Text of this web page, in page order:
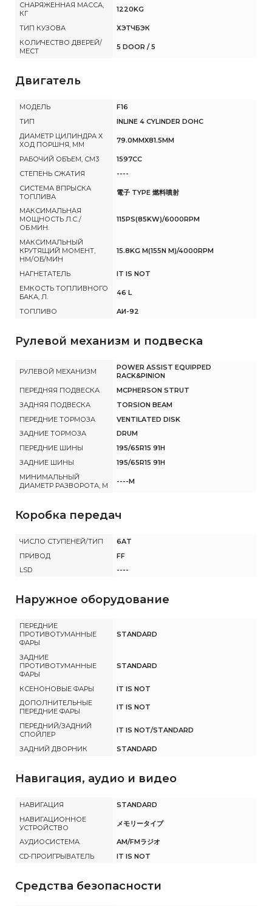
СНАРЯЖЕННАЯ МАССА,
КГ
1220KG
ТИП КУЗОВА
ХЭТЧБЭК
КОЛИЧЕСТВО ДВЕРЕЙ/
МЕСТ
5 DOOR / 5
Двигатель
МОДЕЛЬ
F16
ТИП
INLINE 4 CYLINDER DOHC
ДИАМЕТР ЦИЛИНДРА Х
ХОД ПОРШНЯ, ММ
79.0MMX81.5MM
РАБОЧИЙ ОБЪЕМ, СМ3
1597CC
СТЕПЕНЬ СЖАТИЯ
----
СИСТЕМА ВПРЫСКА
ТОПЛИВА
電子 TYPE 燃料噴射
МАКСИМАЛЬНАЯ
МОЩНОСТЬ Л.С./
ОБ.МИН.
115PS(85KW)/6000RPM
МАКСИМАЛЬНЫЙ
КРУТЯЩИЙ МОМЕНТ,
НМ/ОБ/МИН
15.8KG M(155N M)/4000RPM
НАГНЕТАТЕЛЬ
IT IS NOT
ЕМКОСТЬ ТОПЛИВНОГО
БАКА, Л.
46 L
ТОПЛИВО AИ-92
Рулевой механизм и подвеска
РУЛЕВОЙ МЕХАНИЗМ
POWER ASSIST EQUIPPED
RACK&PINION
ПЕРЕДНЯЯ ПОДВЕСКА
MCPHERSON STRUT
ЗАДНЯЯ ПОДВЕСКА
TORSION BEAM
ПЕРЕДНИЕ ТОРМОЗА
VENTILATED DISK
ЗАДНИЕ ТОРМОЗА
DRUM
ПЕРЕДНИЕ ШИНЫ
195/65R15 91H
ЗАДНИЕ ШИНЫ
195/65R15 91H
МИНИМАЛЬНЫЙ
ДИАМЕТР РАЗВОРОТА, М
----M
Коробка передач
ЧИСЛО СТУПЕНЕЙ/ТИП
6AT
ПРИВОД
FF
LSD
----
Наружное оборудование
ПЕРЕДНИЕ
ПРОТИВОТУМАННЫЕ
ФАРЫ
STANDARD
ЗАДНИЕ
ПРОТИВОТУМАННЫЕ
ФАРЫ
STANDARD
КСЕНОНОВЫЕ ФАРЫ
IT IS NOT
ДОПОЛНИТЕЛЬНЫЕ
ПЕРЕДНИЕ ФАРЫ
IT IS NOT
ПЕРЕДНИЙ/ЗАДНИЙ
СПОЙЛЕР
IT IS NOT/STANDARD
ЗАДНИЙ ДВОРНИК STANDARD
Навигация, аудио и видео
НАВИГАЦИЯ
STANDARD
НАВИГАЦИОННОЕ
УСТРОЙСТВО
メモリータイプ
АУДИОСИСТЕМА
AM/FMラジオ
CD-ПРОИГРЫВАТЕЛЬ
IT IS NOT
Средства безопасности